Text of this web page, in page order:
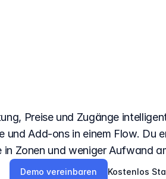
Preise und Zugänge
und Add-ons in einem Flow. Du
in Zonen und weniger Aufwand
Demo vereinbaren Kostenlos